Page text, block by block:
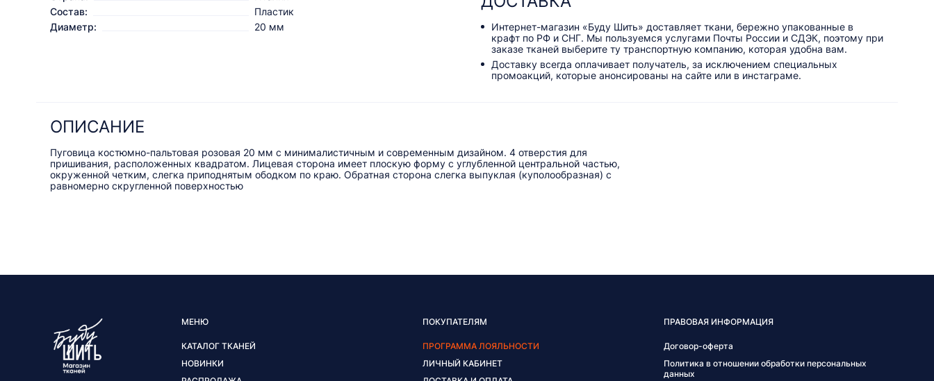
Состав:
Пластик
Диаметр:
20 мм
Интернет-магазин «Буду Шить» доставляет ткани, бережно упакованные в
крафт по РФ и СНГ. Мы пользуемся услугами Почты России и СДЭК, поэтому при
заказе тканей выберите ту транспортную компанию, которая удобна вам.
Доставку всегда оплачивает получатель, за исключением специальных
промоакций, которые анонсированы на сайте или в инстаграме.
ОПИСАНИЕ
Пуговица костюмно-пальтовая розовая 20 мм с минималистичным и современным дизайном. 4 отверстия для
пришивания, расположенных квадратом. Лицевая сторона имеет плоскую форму с углубленной центральной частью,
окруженной четким, слегка приподнятым ободком по краю. Обратная сторона слегка выпуклая (куполообразная) с
равномерно скругленной поверхностью
МЕНЮ
КАТАЛОГ ТКАНЕЙ
НОВИНКИ
ПОКУПАТЕЛЯМ
ПРОГРАММА ЛОЯЛЬНОСТИ
ЛИЧНЫЙ КАБИНЕТ
ПРАВОВАЯ ИНФОРМАЦИЯ
Договор-оферта
Политика в отношении обработки персональных
данных